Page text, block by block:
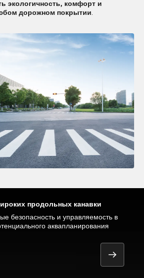
экологичность, комфорт и
дорожном покрытии.
продольных канавки
безопасность и управляемость в
аквапланирования
рулевое управление при движении по
и на поворотах
комфортное вождение
Равномерный износ